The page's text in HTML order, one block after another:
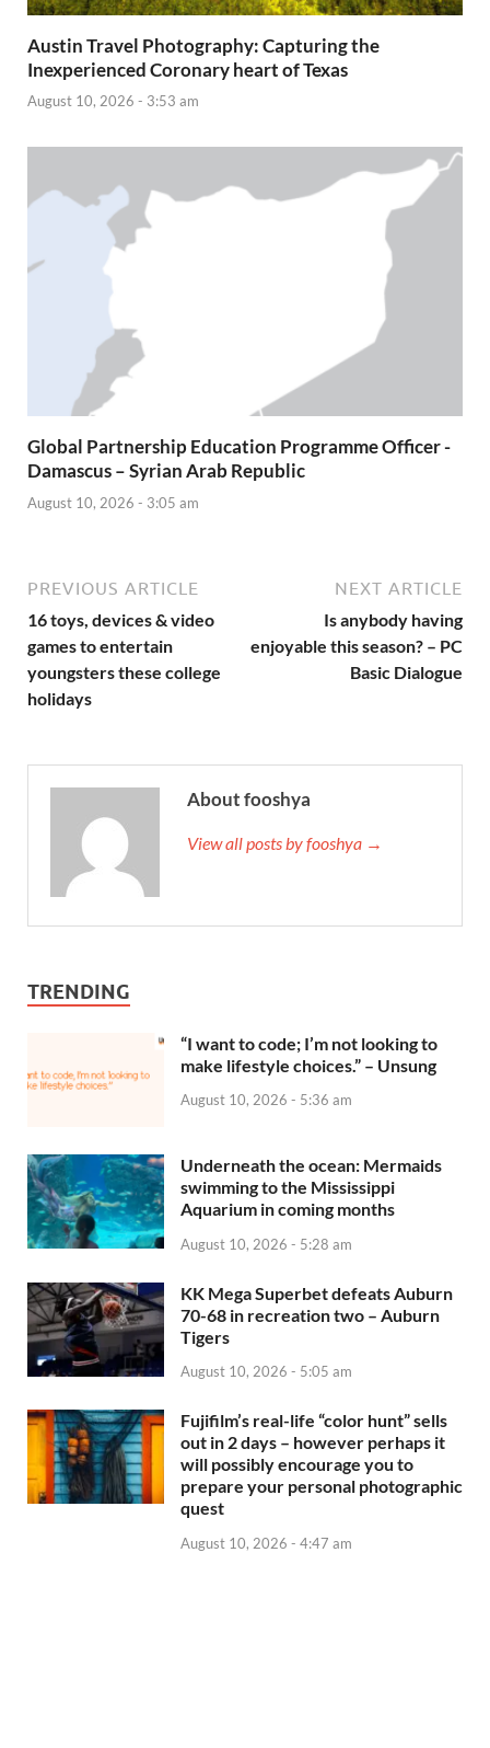
Austin Travel Photography: Capturing the
Inexperienced Coronary heart of Texas
August 10, 2026 - 3:53 am
Global Partnership Education Programme Officer -
Damascus – Syrian Arab Republic
August 10, 2026 - 3:05 am
PREVIOUS ARTICLE
16 toys, devices & video
games to entertain
youngsters these college
holidays
NEXT ARTICLE
Is anybody having
enjoyable this season? – PC
Basic Dialogue
About fooshya
View all posts by fooshya →
TRENDING
“I want to code; I’m not looking to
make lifestyle choices.” – Unsung
August 10, 2026 - 5:36 am
Underneath the ocean: Mermaids
swimming to the Mississippi
Aquarium in coming months
August 10, 2026 - 5:28 am
KK Mega Superbet defeats Auburn
70-68 in recreation two – Auburn
Tigers
August 10, 2026 - 5:05 am
Fujifilm’s real-life “color hunt” sells
out in 2 days – however perhaps it
will possibly encourage you to
prepare your personal photographic
quest
August 10, 2026 - 4:47 am